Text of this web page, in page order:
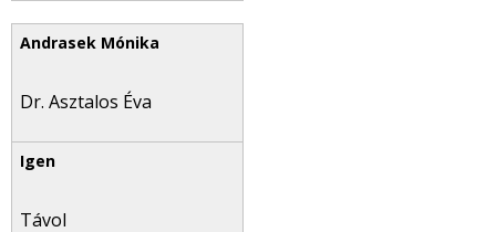
Dr. Asztalos Éva
Távol